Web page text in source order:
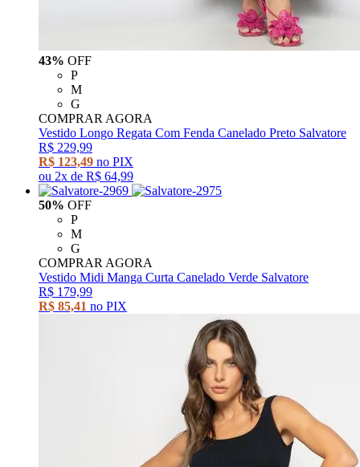
43% OFF
P
M
G
COMPRAR AGORA
Vestido Longo Regata Com Fenda Canelado Preto Salvatore
R$ 229,99
R$ 123,49 no PIX
ou 2x de R$ 64,99
50% OFF
P
M
G
COMPRAR AGORA
Vestido Midi Manga Curta Canelado Verde Salvatore
R$ 179,99
R$ 85,41 no PIX